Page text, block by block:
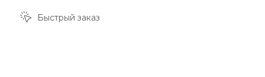
Быстрый заказ